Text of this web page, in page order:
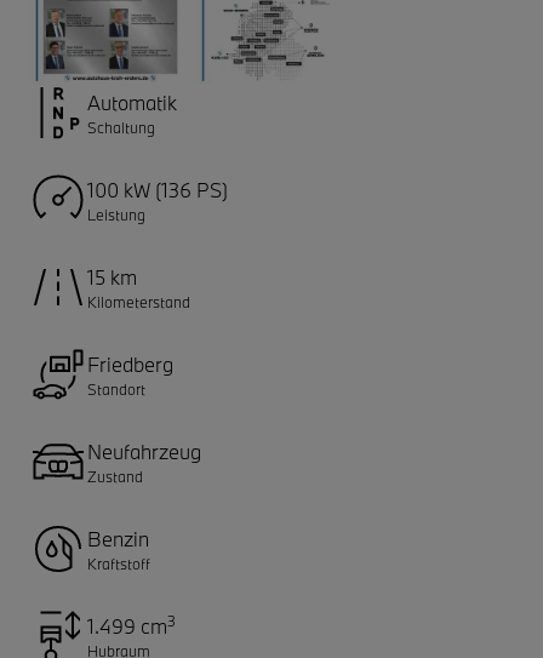
Automatik
Schaltung
100 kW (136 PS)
Leistung
15 km
Kilometerstand
Friedberg
Standort
Neufahrzeug
Zustand
Benzin
Kraftstoff
1.499 cm3
Hubraum